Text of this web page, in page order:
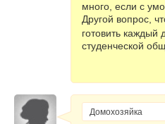
много, если с
Другой вопрос,
готовить каждый
студенческой